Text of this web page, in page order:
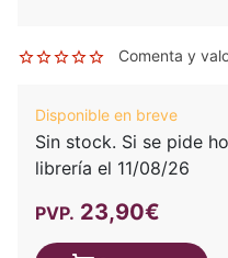
Comenta y
Disponible en breve
Sin stock. Si se pide
librería el 11/08/26
PVP. 23,90€